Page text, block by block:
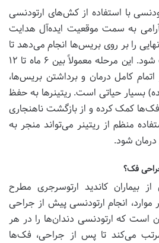
با استفاده از کش‌های ارتودنسی
به سمت موقعیت ایده‌آل هدایت
را بر روی بریس‌ها انجام می‌دهد تا
بایت کاملاً تراز و هماهنگ شود. این مرحله معمولاً بین ۶ ماه تا ۱۲
کامل درمان و برداشتن بریس‌ها،
بسیار حیاتی است. ریتینرها به حفظ
کمک کرده و از بازگشت ناهنجاری
منظم از ریتینر می‌تواند منجر به
درمان شود.
فک؟
بیماران کاندید ارتوسرجری مطرح
انجام ارتودنسی پیش از جراحی
که ارتودنسی دندان‌ها را در هر
می‌کند تا پس از جراحی، فک‌ها